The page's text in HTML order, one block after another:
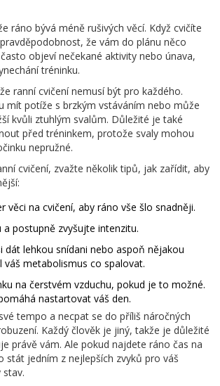
ráno bývá méně rušivých věcí. Když cvičíte
že vám do plánu něco
objeví nečekané aktivity nebo únava,
tréninku.
ranní cvičení nemusí být pro každého.
mít potíže s brzkým vstáváním nebo může
kvůli ztuhlým svalům. Důležité je také
před tréninkem, protože svaly mohou
nepružné.
cvičení, zvažte několik tipů, jak zařídit, aby
věci na cvičení, aby ráno vše šlo snadněji.
a postupně zvyšujte intenzitu.
dát lehkou snídani nebo aspoň nějakou
váš metabolismus co spalovat.
na čerstvém vzduchu, pokud je to možné.
nastartovat váš den.
tempo a necpat se do příliš náročných
Každý člověk je jiný, takže je důležité
právě vám. Ale pokud najdete ráno čas na
stát jedním z nejlepších zvyků pro váš
stav.